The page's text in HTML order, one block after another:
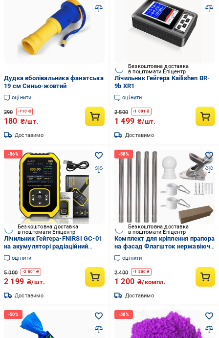
Дудка вболівальника фанатська
19 см Синьо-жовтий
оцінити
290 -110 ₴
180 ₴/шт.
Доставимо
Безкоштовна доставка
в поштомати Епіцентр
Лічильник Гейгера Kailishen BR-
9b XR1
оцінити
2 500 -1 001 ₴
1 499 ₴/шт.
Доставимо
Безкоштовна доставка
в поштомати Епіцентр
Лічильник Гейгера-FNIRSI GC-01
на акумуляторі радіаційний
Жовтий
оцінити
5 000 -2 801 ₴
2 199 ₴/шт.
Доставимо
Безкоштовна доставка
в поштомати Епіцентр
Комплект для кріплення прапора
на фасад Флагшток нержавіюча
сталь 2 м
оцінити
2 400 -1 200 ₴
1 200 ₴/компл.
Доставимо